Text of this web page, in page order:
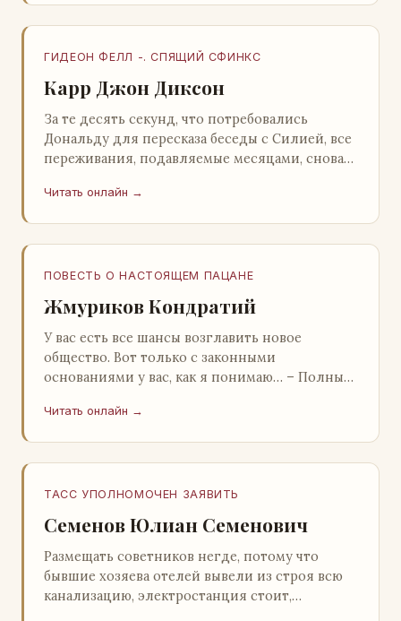
ГИДЕОН ФЕЛЛ -. СПЯЩИЙ СФИНКС
Карр Джон Диксон
За те десять секунд, что потребовались
Дональду для пересказа беседы с Силией, все
переживания, подавляемые месяцами, снова
среди…
Читать онлайн →
ПОВЕСТЬ О НАСТОЯЩЕМ ПАЦАНЕ
Жмуриков Кондратий
У вас есть все шансы возглавить новое
общество. Вот только с законными
основаниями у вас, как я понимаю… – Полный
Натанович. – Что ж, …
Читать онлайн →
ТАСС УПОЛНОМОЧЕН ЗАЯВИТЬ
Семенов Юлиан Семенович
Размещать советников негде, потому что
бывшие хозяева отелей вывели из строя всю
канализацию, электростанция стоит,